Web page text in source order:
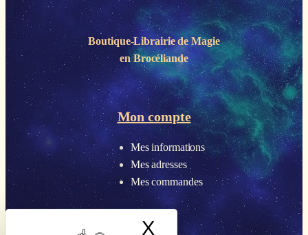
X Masquer le
Boutique-Librairie deMagie
en Brocéliande
Mon compte
Mes informations
Mes adresses
Mes commandes